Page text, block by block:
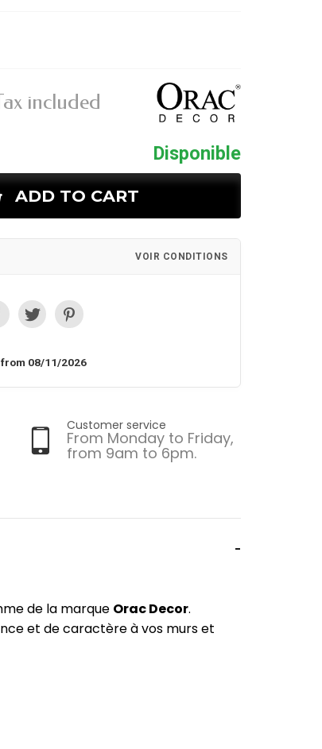
included
Disponible
ADD TO CART
VOIR CONDITIONS
08/11/2026
Customer service
From Monday to Friday,
from 9am to 6pm.
de la marque Orac Decor.
et de caractère à vos murs et